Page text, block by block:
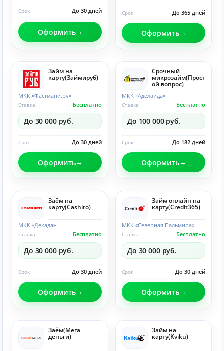
До 30 дней
Срок
Оформить
До 365 дней
Срок
Оформить
Займ на
карту(Займируб)
МКК «Фастмани.ру»
Бесплатно
Ставка
До 30 000 руб.
До 30 дней
Срок
Оформить
Срочный
микрозайм(Прост
ой вопрос)
МКК «Аделаида»
Бесплатно
Ставка
До 100 000 руб.
До 182 дней
Срок
Оформить
Заём на
карту(Cashiro)
МКК «Декада»
Бесплатно
Ставка
До 30 000 руб.
До 30 дней
Срок
Оформить
Займ онлайн на
карту(Credit365)
МКК «Северная Пальмира»
Бесплатно
Ставка
До 30 000 руб.
До 30 дней
Срок
Оформить
Заём(Мега
деньги)
Займ на
карту(Kviku)